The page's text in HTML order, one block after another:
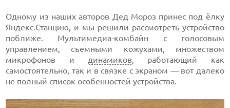
Одному из наших авторов Дед Мороз принес под ёлку
Яндекс.Станцию, и мы решили рассмотреть устройство
поближе. Мультимедиа-комбайн с голосовым
управлением, съемными кожухами, множеством
микрофонов и динамиков, работающий как
самостоятельно, так и в связке с экраном — вот далеко
не полный список особенностей устройства.